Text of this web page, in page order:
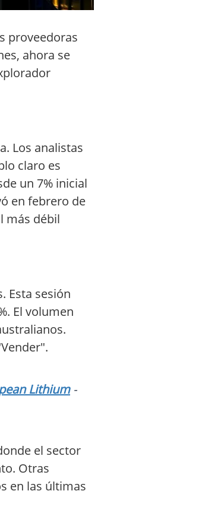
proveedoras
ahora se
Los analistas
claro es
un 7% inicial
en febrero de
más débil
Esta sesión
El volumen
Lithium-
el sector
Otras
en las últimas